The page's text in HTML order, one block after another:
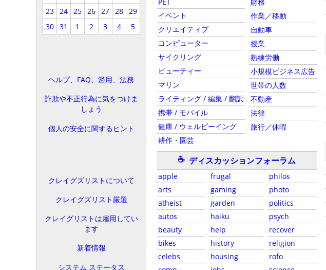
23
24 25 26 27 28
29
30
31 1 2 3 4 5
ヘルプ、FAQ、濫用、法務
詐欺や不正行為に気をつけま
しょう
個人の安全に関するヒント
クレイグズリストについて
クレイグズリスト厳選
クレイグリストは雇用してい
ます
新着情報
システム ステータス
イベント
クリエイティブ
コンピューター
サイクリング
ビューティー
マリン
ライティング / 編集 / 翻訳
携帯 / モバイル
健康 / ウェルビーイング
耕作・園芸
作業／移動
自動車
授業
熟練労働
小規模ビジネス広告
世帯の人数
不動産
法律
旅行／休暇
☕ ディスカッションフォーラム
apple
arts
atheist
autos
beauty
bikes
celebs
frugal
gaming
garden
haiku
help
history
housing
philos
photo
politics
psych
recover
religion
rofo